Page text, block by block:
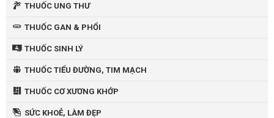
THUỐC UNG THƯ
THUỐC GAN & PHỔI
THUỐC SINH LÝ
THUỐC TIỂU ĐƯỜNG, TIM MẠCH
THUỐC CƠ XƯƠNG KHỚP
SỨC KHOẺ, LÀM ĐẸP